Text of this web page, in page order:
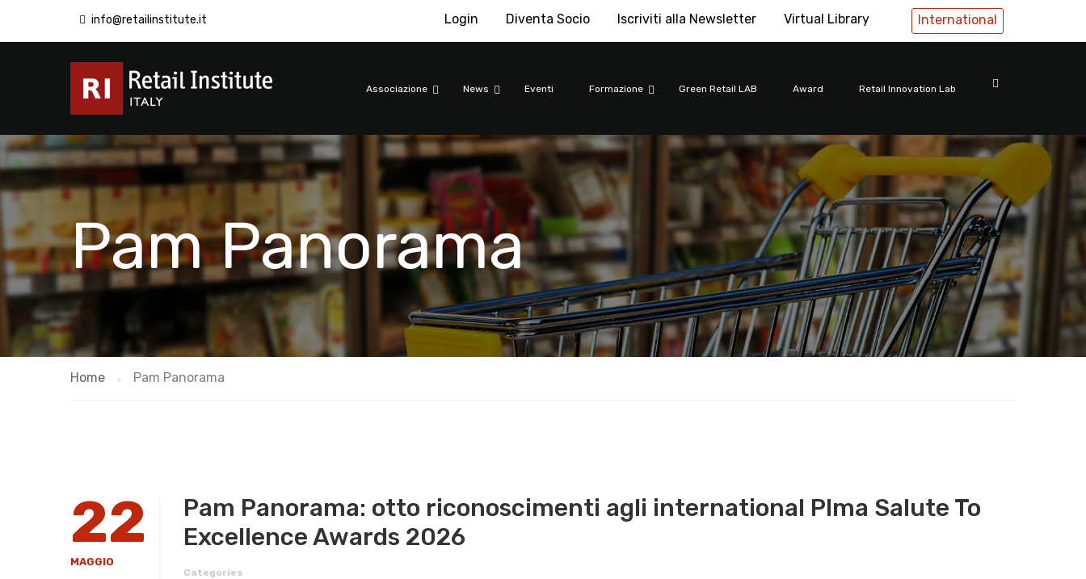
info@retailinstitute.it International
Login Diventa Socio Iscriviti alla Newsletter Virtual Library
Associazione News Eventi Formazione Green Retail LAB Award Retail Innovation Lab
Pam Panorama
Home Pam Panorama
22
MAGGIO
Pam Panorama: otto riconoscimenti agli international Plma Salute To
Excellence Awards 2026
Categories